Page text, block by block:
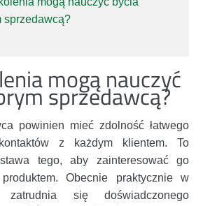
sprzedawcą?
mogą nauczyć
sprzedawcą?
powinien mieć zdolność łatwego
z każdym klientem. To
tego, aby zainteresować go
produktem. Obecnie praktycznie w
się doświadczonego